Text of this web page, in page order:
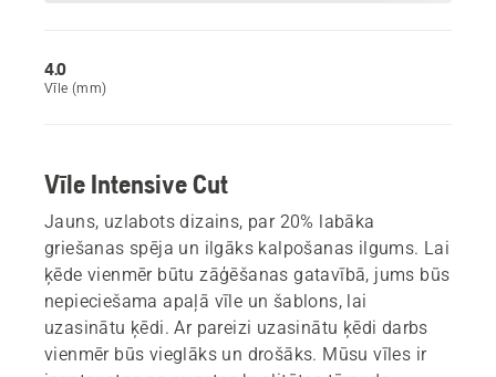
4.0
Vīle (mm)
Vīle Intensive Cut
Jauns, uzlabots dizains, par 20% labāka
griešanas spēja un ilgāks kalpošanas ilgums. Lai
ķēde vienmēr būtu zāģēšanas gatavībā, jums būs
nepieciešama apaļā vīle un šablons, lai
uzasinātu ķēdi. Ar pareizi uzasinātu ķēdi darbs
vienmēr būs vieglāks un drošāks. Mūsu vīles ir